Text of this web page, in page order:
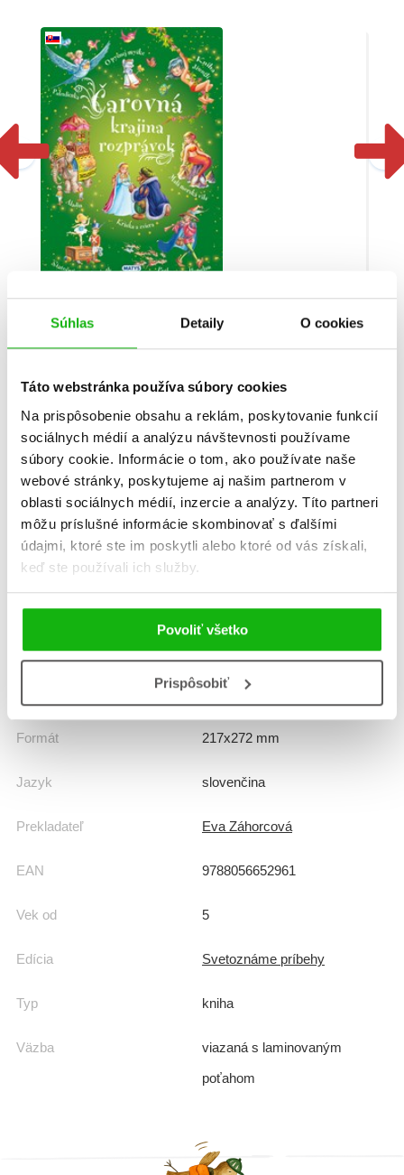
Súhlas Detaily O cookies
Táto webstránka používa súbory cookies
Na prispôsobenie obsahu a reklám, poskytovanie funkcií
sociálnych médií a analýzu návštevnosti používame
súbory cookie. Informácie o tom, ako používate naše
webové stránky, poskytujeme aj našim partnerom v
oblasti sociálnych médií, inzercie a analýzy. Títo partneri
môžu príslušné informácie skombinovať s ďalšími
údajmi, ktoré ste im poskytli alebo ktoré od vás získali,
keď ste používali ich služby.
Povoliť všetko
Prispôsobiť
Čarovná krajina rozprávok (2. akosť)
Informácie
Žáner rozprávka
Ukážka.pdf
11.9.2026
Formát 217x272 mm
Jazyk slovenčina
Prekladateľ Eva Záhorcová
EAN 9788056652961
Vek od 5
Edícia Svetoznáme príbehy
Typ kniha
Väzba
viazaná s laminovaným
poťahom